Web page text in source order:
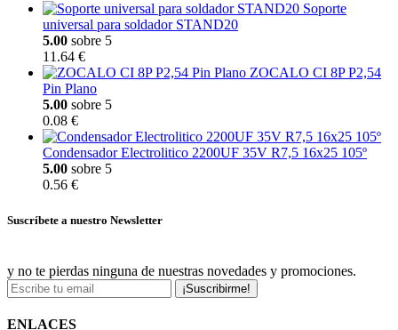
Soporte
universal para soldador STAND20
5.00 sobre 5
11.64 €
ZOCALO CI 8P P2,54
Pin Plano
5.00 sobre 5
0.08 €
Condensador Electrolitico 2200UF 35V R7,5 16x25 105º
5.00 sobre 5
0.56 €
Suscríbete a nuestro Newsletter
y no te pierdas ninguna de nuestras novedades y promociones.
¡Suscribirme!
ENLACES